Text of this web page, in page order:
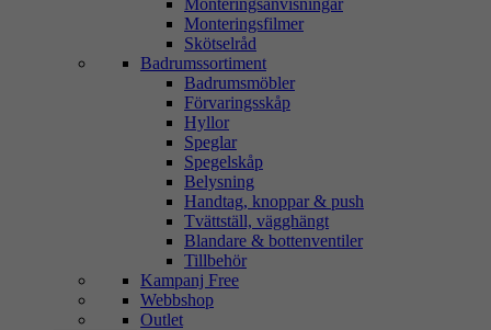
Monteringsanvisningar
Monteringsfilmer
Skötselråd
Badrumssortiment
Badrumsmöbler
Förvaringsskåp
Hyllor
Speglar
Spegelskåp
Belysning
Handtag, knoppar & push
Tvättställ, vägghängt
Blandare & bottenventiler
Tillbehör
Kampanj Free
Webbshop
Outlet